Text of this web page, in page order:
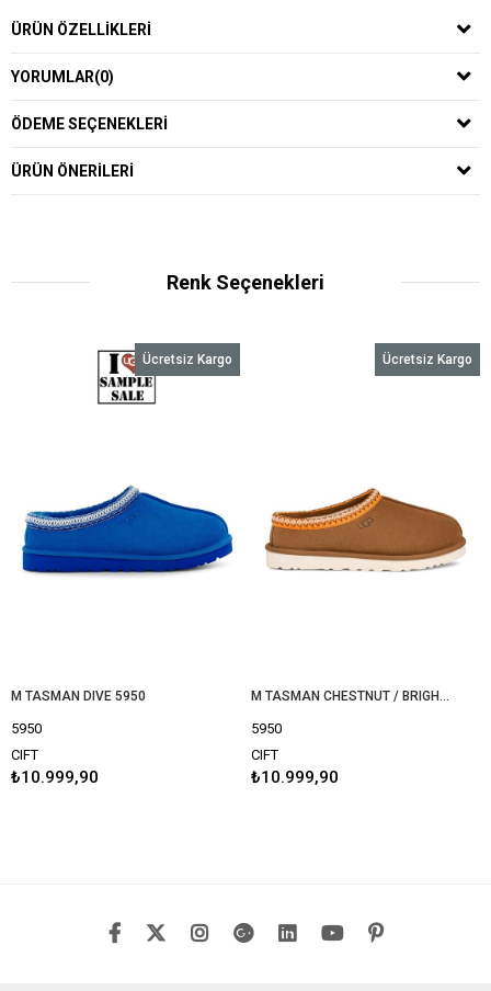
ÜRÜN ÖZELLIKLERI
YORUMLAR(0)
ÖDEME SEÇENEKLERI
ÜRÜN ÖNERILERI
Renk Seçenekleri
M TASMAN DIVE 5950
5950
CIFT
₺10.999,90
Ücretsiz Kargo
M TASMAN CHESTNUT / BRIGHT MELON 5950
5950
CIFT
₺10.999,90
Ücretsiz Kargo